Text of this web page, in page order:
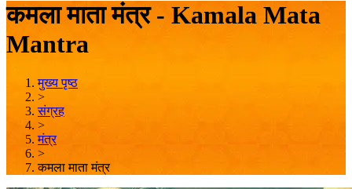
कमला माता मंत्र - Kamala Mata
Mantra
मुख्य पृष्ठ
>
संग्रह
>
मंत्र
>
कमला माता मंत्र